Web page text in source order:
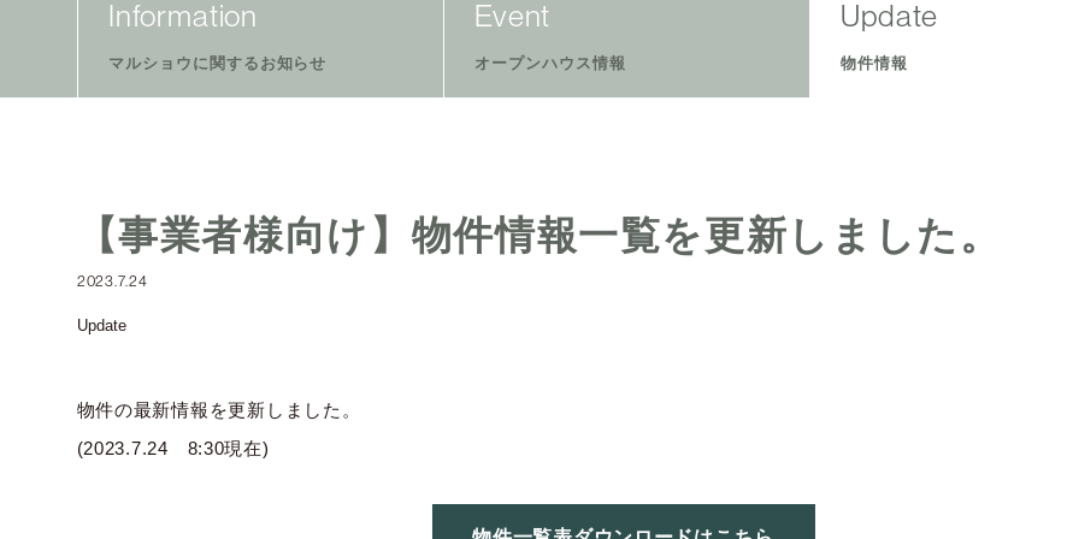
Information
マルショウに関するお知らせ
Event
オープンハウス情報
Update
物件情報
【事業者様向け】物件情報一覧を更新しました。
2023.7.24
Update
物件の最新情報を更新しました。
(2023.7.24 8:30現在)